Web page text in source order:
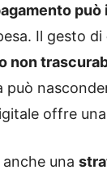
può
Il gesto di
non
offre
una